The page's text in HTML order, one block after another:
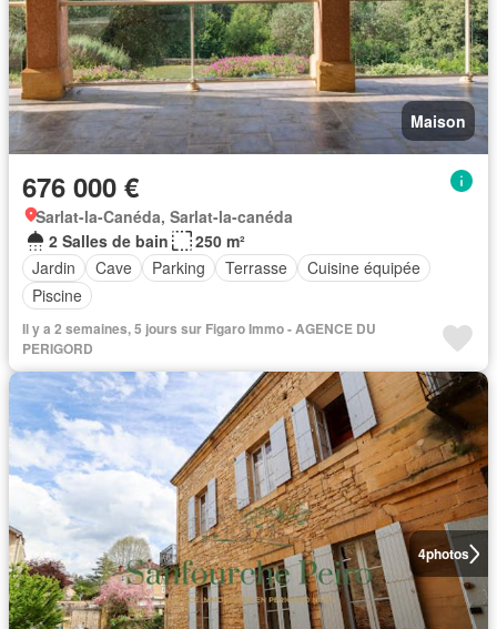
Maison
676 000 €
Sarlat-la-Canéda, Sarlat-la-canéda
2 Salles de bain
250 m²
Jardin
Cave Parking Terrasse
Cuisine équipée
Piscine
Il y a 2 semaines, 5 jours sur Figaro Immo - AGENCE DU
PERIGORD
4photos